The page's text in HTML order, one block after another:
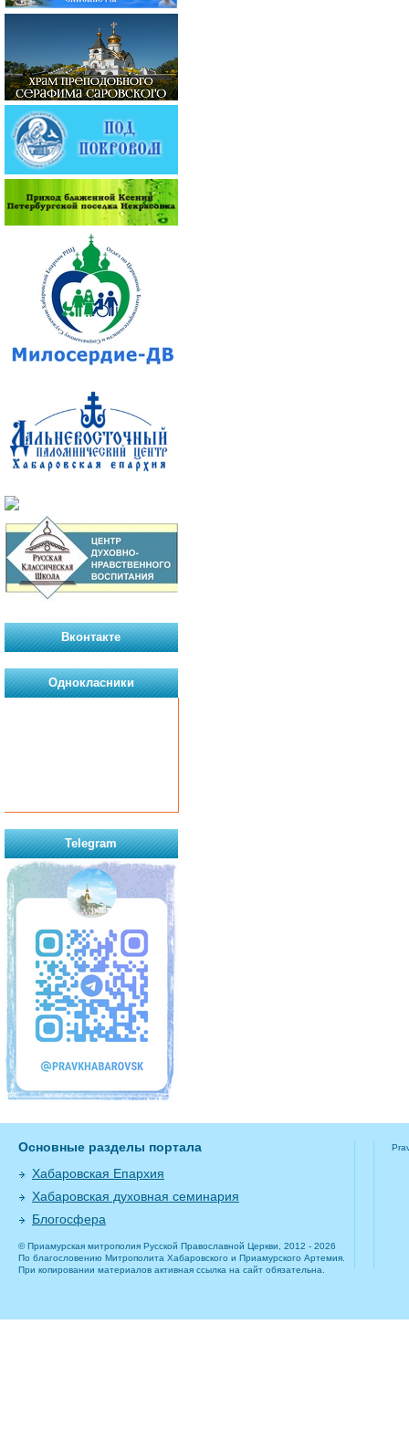
Вконтакте
Однокласники
Telegram
Основные разделы портала
Хабаровская Епархия
Хабаровская духовная семинария
Блогосфера
© Приамурская митрополия Русской Православной Церкви, 2012 - 2026
По благословению Митрополита Хабаровского и Приамурского Артемия.
При копировании материалов активная ссылка на сайт обязательна.